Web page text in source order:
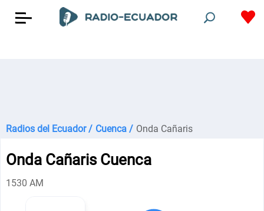
Radios del Ecuador / Cuenca / Onda Cañaris
Onda Cañaris Cuenca
1530 AM